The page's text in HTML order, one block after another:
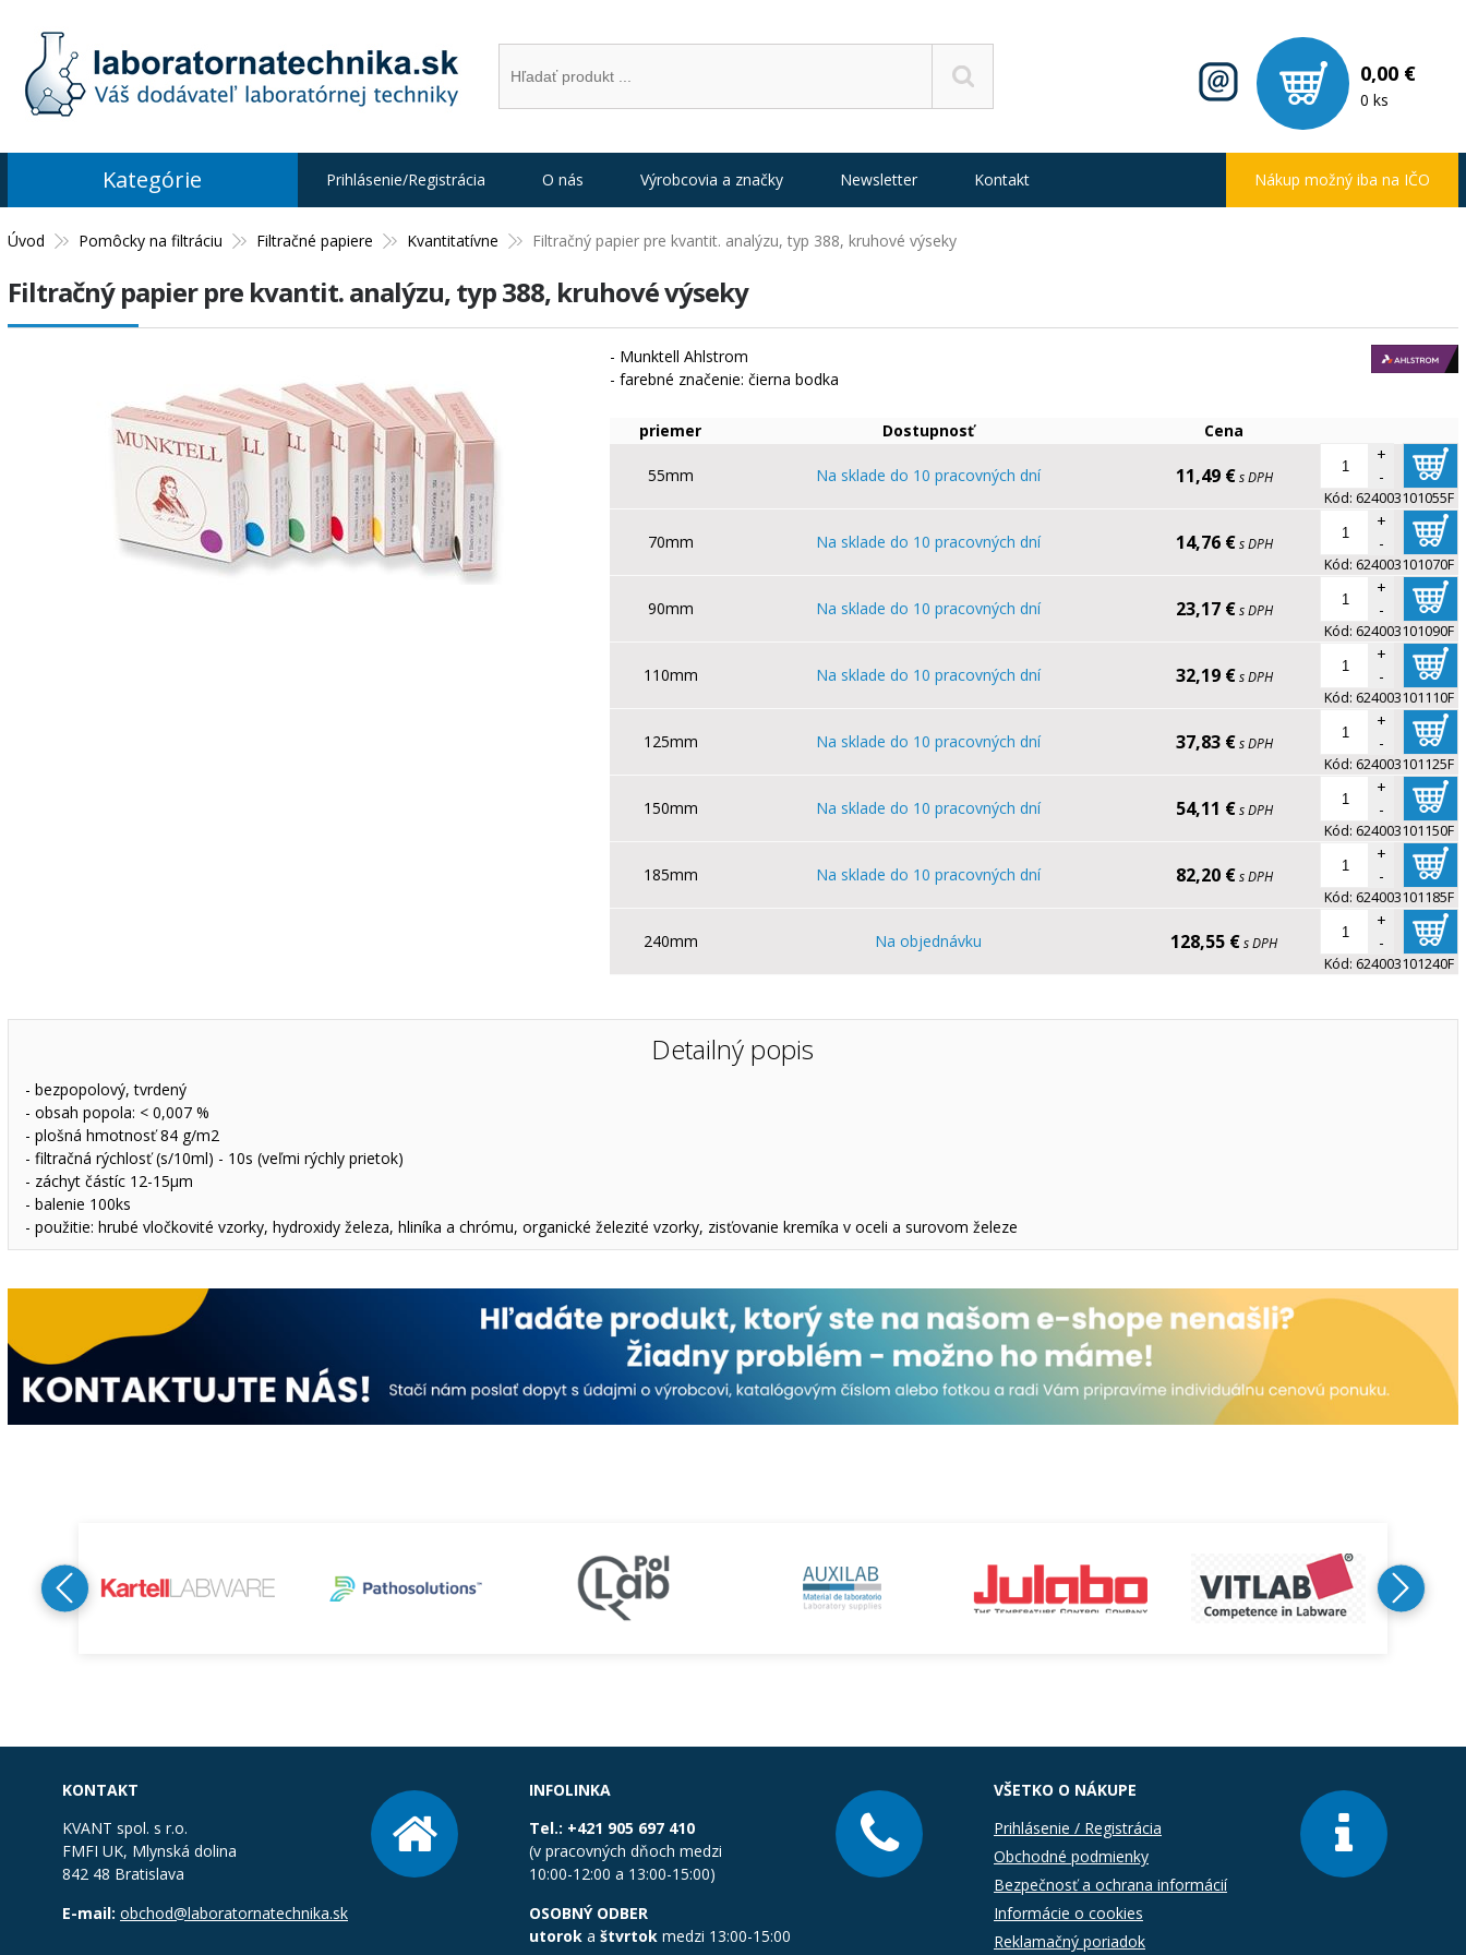
0,00 €
0 ks
Úvod Pomôcky na filtráciu Filtračné papiere Kvantitatívne Filtračný papier pre kvantit. analýzu, typ 388, kruhové výseky
Filtračný papier pre kvantit. analýzu, typ 388, kruhové výseky
- Munktell Ahlstrom
- farebné značenie: čierna bodka
priemer Dostupnosť Cena
55mm Na sklade do 10 pracovných dní 11,49 € s DPH
+
-
Kód: 624003101055F
70mm Na sklade do 10 pracovných dní 14,76 € s DPH
+
-
Kód: 624003101070F
90mm Na sklade do 10 pracovných dní 23,17 € s DPH
+
-
Kód: 624003101090F
110mm Na sklade do 10 pracovných dní 32,19 € s DPH
+
-
Kód: 624003101110F
125mm Na sklade do 10 pracovných dní 37,83 € s DPH
+
-
Kód: 624003101125F
150mm Na sklade do 10 pracovných dní 54,11 € s DPH
+
-
Kód: 624003101150F
185mm Na sklade do 10 pracovných dní 82,20 € s DPH
+
-
Kód: 624003101185F
240mm Na objednávku 128,55 €s DPH
+
-
Kód: 624003101240F
Detailný popis
- bezpopolový, tvrdený
- obsah popola: < 0,007 %
- plošná hmotnosť 84 g/m2
- filtračná rýchlosť (s/10ml) - 10s (veľmi rýchly prietok)
- záchyt částíc 12-15µm
- balenie 100ks
- použitie: hrubé vločkovité vzorky, hydroxidy železa, hliníka a chrómu, organické železité vzorky, zisťovanie kremíka v oceli a surovom železe
Kategórie Prihlásenie/Registrácia O nás Výrobcovia a značky Newsletter Kontakt Nákup možný iba na IČO
KONTAKT
KVANT spol. s r.o.
FMFI UK, Mlynská dolina
842 48 Bratislava
E-mail: obchod@laboratornatechnika.sk
INFOLINKA
Tel.: +421 905 697 410
(v pracovných dňoch medzi
10:00-12:00 a 13:00-15:00)
OSOBNÝ ODBER
utorok a štvrtok medzi 13:00-15:00
VŠETKO O NÁKUPE
Prihlásenie / Registrácia
Obchodné podmienky
Bezpečnosť a ochrana informácií
Informácie o cookies
Reklamačný poriadok